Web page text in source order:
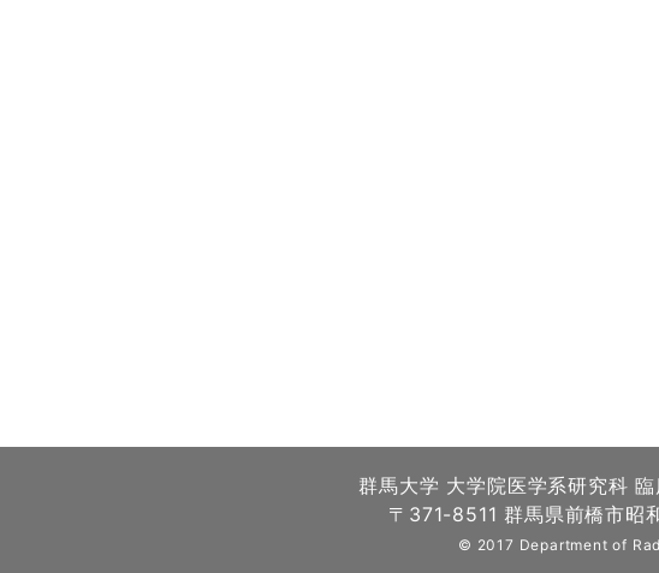
群馬大学 大学院医学系研究科
〒371-8511 群馬県前橋市
© 2017 Department of